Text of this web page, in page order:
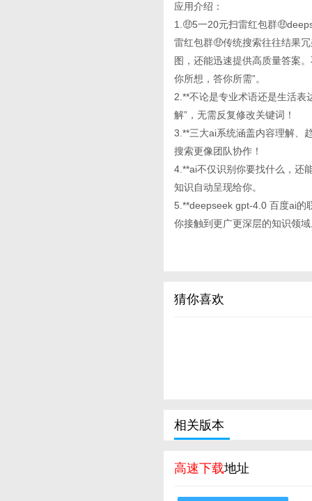
应用介绍：
1.🤑5一20元扫雷红包群
雷红包群🤑传统搜索往往结果
图，还能迅速提供高质量答案
你所想，答你所需”。
2.**不论是专业术语还是生活表
解”，无需反复修改关键词！
3.**三大ai系统涵盖内容理解、
搜索更像团队协作！
4.**ai不仅识别你要找什么，还
知识自动呈现给你。
5.**deepseek gpt-4.0 百度ai的
你接触到更广更深层的知识领
猜你喜欢
相关版本
高速下载地址